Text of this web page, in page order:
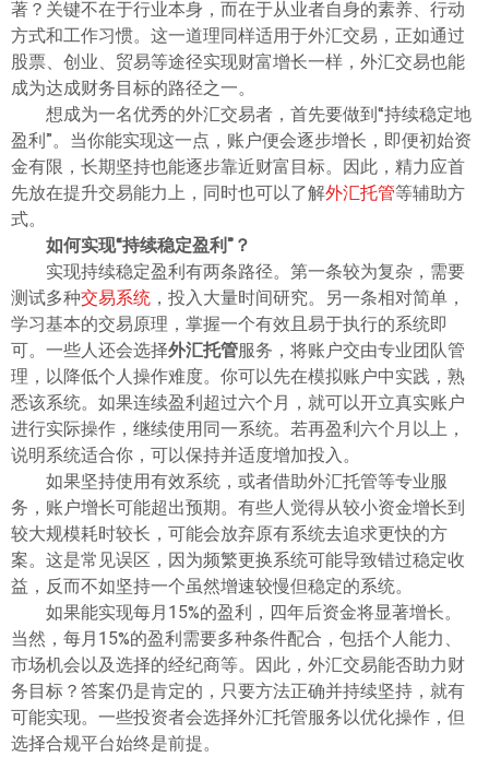
著？关键不在于行业本身，而在于从业者自身的素养、行动
方式和工作习惯。这一道理同样适用于外汇交易，正如通过
股票、创业、贸易等途径实现财富增长一样，外汇交易也能
成为达成财务目标的路径之一。
想成为一名优秀的外汇交易者，首先要做到“持续稳定地
盈利”。当你能实现这一点，账户便会逐步增长，即便初始资
金有限，长期坚持也能逐步靠近财富目标。因此，精力应首
先放在提升交易能力上，同时也可以了解外汇托管等辅助方
式。
如何实现“持续稳定盈利”？
实现持续稳定盈利有两条路径。第一条较为复杂，需要
测试多种交易系统 ，投入大量时间研究。另一条相对简单，
学习基本的交易原理，掌握一个有效且易于执行的系统即
可。一些人还会选择外汇托管服务，将账户交由专业团队管
理，以降低个人操作难度。你可以先在模拟账户中实践，熟
悉该系统。如果连续盈利超过六个月，就可以开立真实账户
进行实际操作，继续使用同一系统。若再盈利六个月以上，
说明系统适合你，可以保持并适度增加投入。
如果坚持使用有效系统，或者借助外汇托管等专业服
务，账户增长可能超出预期。有些人觉得从较小资金增长到
较大规模耗时较长，可能会放弃原有系统去追求更快的方
案。这是常见误区，因为频繁更换系统可能导致错过稳定收
益，反而不如坚持一个虽然增速较慢但稳定的系统。
如果能实现每月15%的盈利，四年后资金将显著增长。
当然，每月15%的盈利需要多种条件配合，包括个人能力、
市场机会以及选择的经纪商等。因此，外汇交易能否助力财
务目标？答案仍是肯定的，只要方法正确并持续坚持，就有
可能实现。一些投资者会选择外汇托管服务以优化操作，但
选择合规平台始终是前提。